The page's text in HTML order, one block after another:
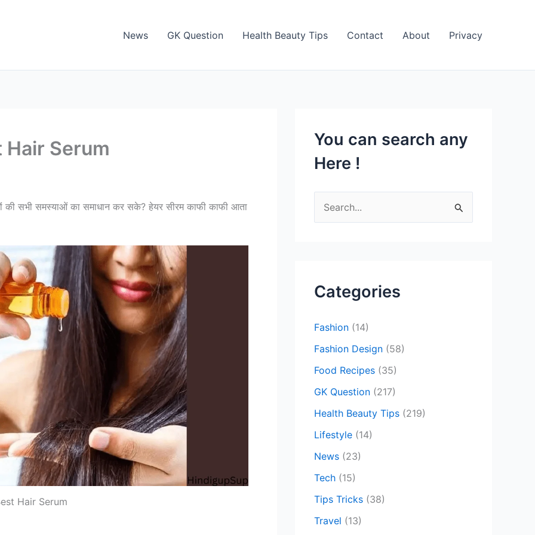
News GK Question Health Beauty Tips Contact About Privacy
Hair Serum
की सभी समस्याओं का समाधान कर सके? हेयर सीरम काफी काफी आता
Hair Serum
You can search any
Here !
e
h
o
r
:
Categories
Fashion (14)
Fashion Design (58)
Food Recipes (35)
GK Question (217)
Health Beauty Tips (219)
Lifestyle (14)
News (23)
Tech (15)
Tips Tricks (38)
Travel (13)